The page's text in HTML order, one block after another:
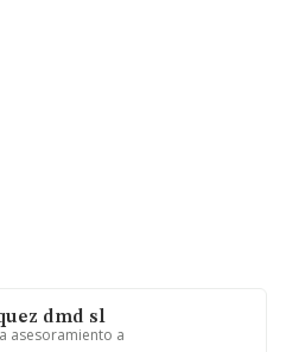
dmd sl
asesoramiento a